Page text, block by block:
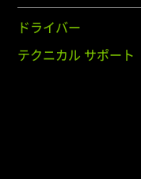
ドライバー
テクニカル サポート